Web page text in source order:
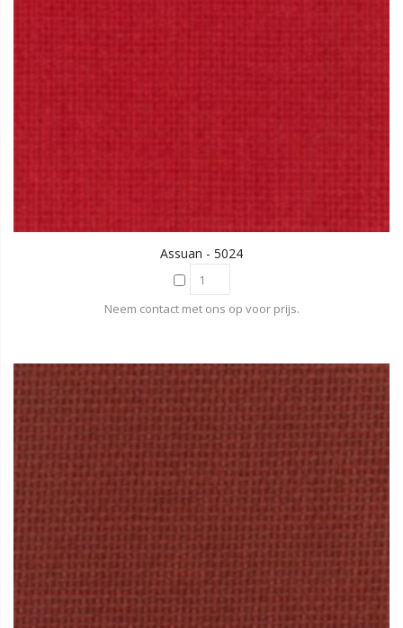
Assuan - 5024
Neem contact met ons op voor prijs.